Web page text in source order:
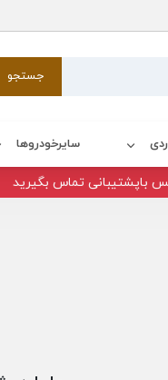
جستجو
سایرخودروها
باپشتیبانی تماس بگیرید